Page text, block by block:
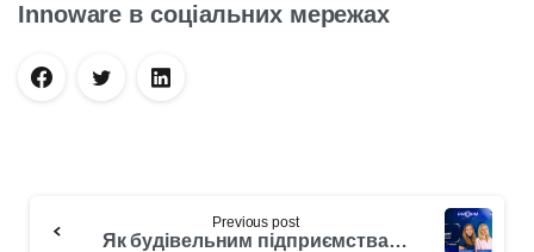
Innoware в соціальних мережах
Previous post
Як будівельним підприємствам і організаціям перейти з 1С/BAS на сучасну ERP систему